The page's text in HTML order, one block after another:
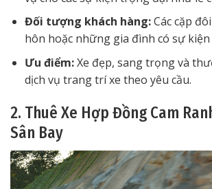
Đối tượng khách hàng:Các cặp
hôn hoặc những gia đình có sự
Ưu điểm:Xe đẹp, sang trọng và
dịch vụ trang trí xe theo yêu cầu.
2. Thuê Xe Hợp Đồng Cam
Sân Bay